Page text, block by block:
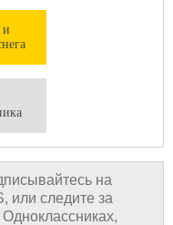
и
на
или следите за